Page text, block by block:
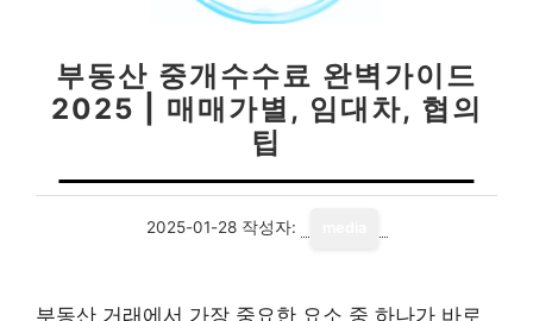
부동산 중개수수료 완벽가이드
2025 | 매매가별, 임대차, 협의
팁
2025-01-28 작성자:
부동산 거래에서 가장 중요한 요소 중 하나가 바로